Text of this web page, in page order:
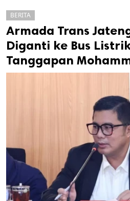
BERITA
Armada Trans
Diganti ke Bus
Tanggapan